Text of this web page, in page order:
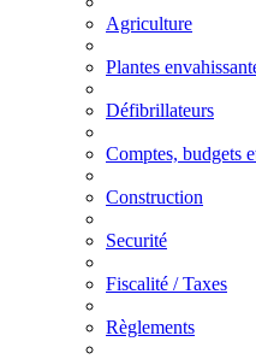
Agriculture
Plantes
Défibrillateurs
Comptes, budgets
Construction
Securité
Fiscalité / Taxes
Règlements